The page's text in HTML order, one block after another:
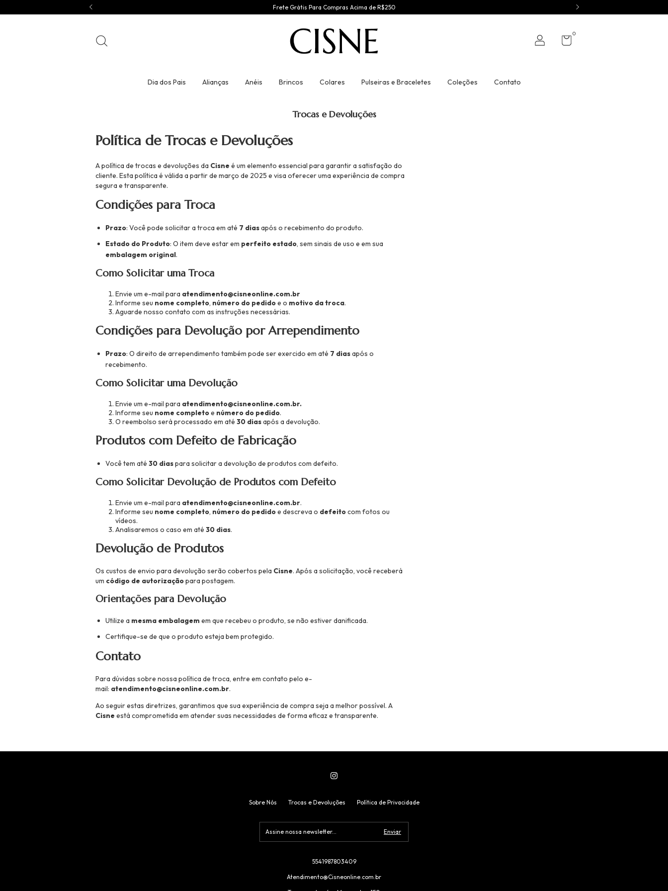
Frete Grátis Para Compras Acima de R$250
0
Dia dos Pais Alianças Anéis Brincos Colares Pulseiras e Braceletes Coleções Contato
Trocas e Devoluções
Política de Trocas e Devoluções
A política de trocas e devoluções da Cisne é um elemento essencial para garantir a satisfação do
cliente. Esta política é válida a partir de março de 2025 e visa oferecer uma experiência de compra
segura e transparente.
Condições para Troca
Prazo: Você pode solicitar a troca em até 7 diasapós o recebimento do produto.
Estado do Produto: O item deve estar em perfeito estado, sem sinais de uso e em sua
embalagem original.
Como Solicitar uma Troca
Envie um e-mail para atendimento@cisneonline.com.br
Informe seu nome completo, número do pedidoe o motivo da troca.
Aguarde nosso contato com as instruções necessárias.
Condições para Devolução por Arrependimento
Prazo: O direito de arrependimento também pode ser exercido em até 7 diasapós o
recebimento.
Como Solicitar uma Devolução
Envie um e-mail para atendimento@cisneonline.com.br.
Informe seu nome completoe número do pedido.
O reembolso será processado em até 30 diasapós a devolução.
Produtos com Defeito de Fabricação
Você tem até 30 diaspara solicitar a devolução de produtos com defeito.
Como Solicitar Devolução de Produtos com Defeito
Envie um e-mail para atendimento@cisneonline.com.br.
Informe seu nome completo, número do pedidoe descreva o defeitocom fotos ou
vídeos.
Analisaremos o caso em até 30 dias.
Devolução de Produtos
Os custos de envio para devolução serão cobertos pela Cisne. Após a solicitação, você receberá
um código de autorizaçãopara postagem.
Orientações para Devolução
Utilize a mesma embalagem em que recebeu o produto, se não estiver danificada.
Certifique-se de que o produto esteja bem protegido.
Contato
Para dúvidas sobre nossa política de troca, entre em contato pelo e-
mail: atendimento@cisneonline.com.br.
Ao seguir estas diretrizes, garantimos que sua experiência de compra seja a melhor possível. A
Cisne está comprometida em atender suas necessidades de forma eficaz e transparente.
Sobre Nós Trocas e Devoluções Política de Privacidade
5541987803409
Atendimento@Cisneonline.com.br